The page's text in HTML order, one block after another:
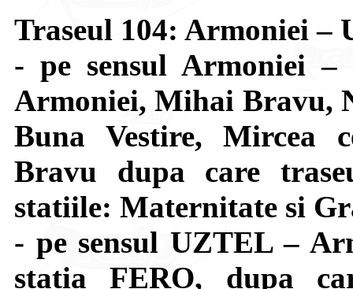
Traseul 104: Armoniei –
- pe sensul Armoniei
Armoniei, Mihai Bravu,
Buna Vestire, Mircea
Bravu dupa care
statiile: Maternitate si
- pe sensul UZTEL –
statia FERO, dupa